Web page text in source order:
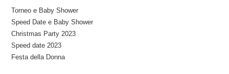
Torneo e Baby Shower
Speed Date e Baby Shower
Christmas Party 2023
Speed date 2023
Festa della Donna